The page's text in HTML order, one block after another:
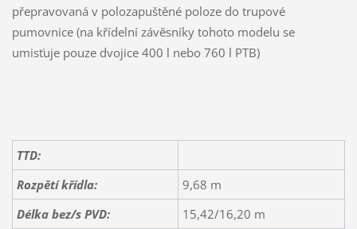
přepravovaná v polozapuštěné poloze do trupové
pumovnice (na křídelní závěsníky tohoto modelu se
umisťuje pouze dvojice 400 l nebo 760 l PTB)
TTD:
Rozpětí křídla:
9,68 m
Délka bez/s PVD:
15,42/16,20 m